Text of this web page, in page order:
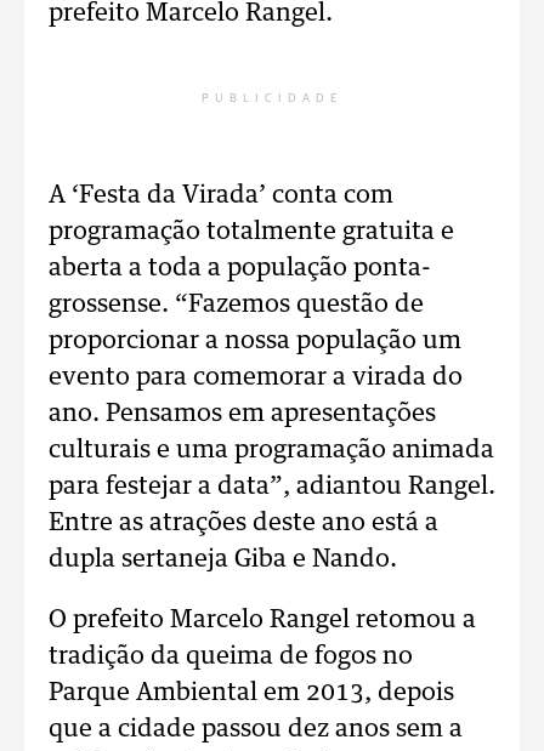
prefeito Marcelo Rangel.
PUBLICIDADE
A ‘Festa da Virada’ conta com
programação totalmente gratuita e
aberta a toda a população ponta-
grossense. “Fazemos questão de
proporcionar a nossa população um
evento para comemorar a virada do
ano. Pensamos em apresentações
culturais e uma programação animada
para festejar a data”, adiantou Rangel.
Entre as atrações deste ano está a
dupla sertaneja Giba e Nando.
O prefeito Marcelo Rangel retomou a
tradição da queima de fogos no
Parque Ambiental em 2013, depois
que a cidade passou dez anos sem a